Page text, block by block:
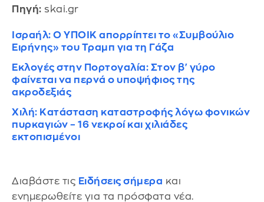
Πηγή: skai.gr
Ισραήλ: Ο ΥΠΟΙΚ απορρίπτει το «Συμβούλιο
Ειρήνης» του Τραμπ για τη Γάζα
Εκλογές στην Πορτογαλία: Στον β' γύρο
φαίνεται να περνά ο υποψήφιος της
ακροδεξιάς
Χιλή: Κατάσταση καταστροφής λόγω φονικών
πυρκαγιών – 16 νεκροί και χιλιάδες
εκτοπισμένοι
Διαβάστε τις Ειδήσεις σήμερα και
ενημερωθείτε για τα πρόσφατα νέα.